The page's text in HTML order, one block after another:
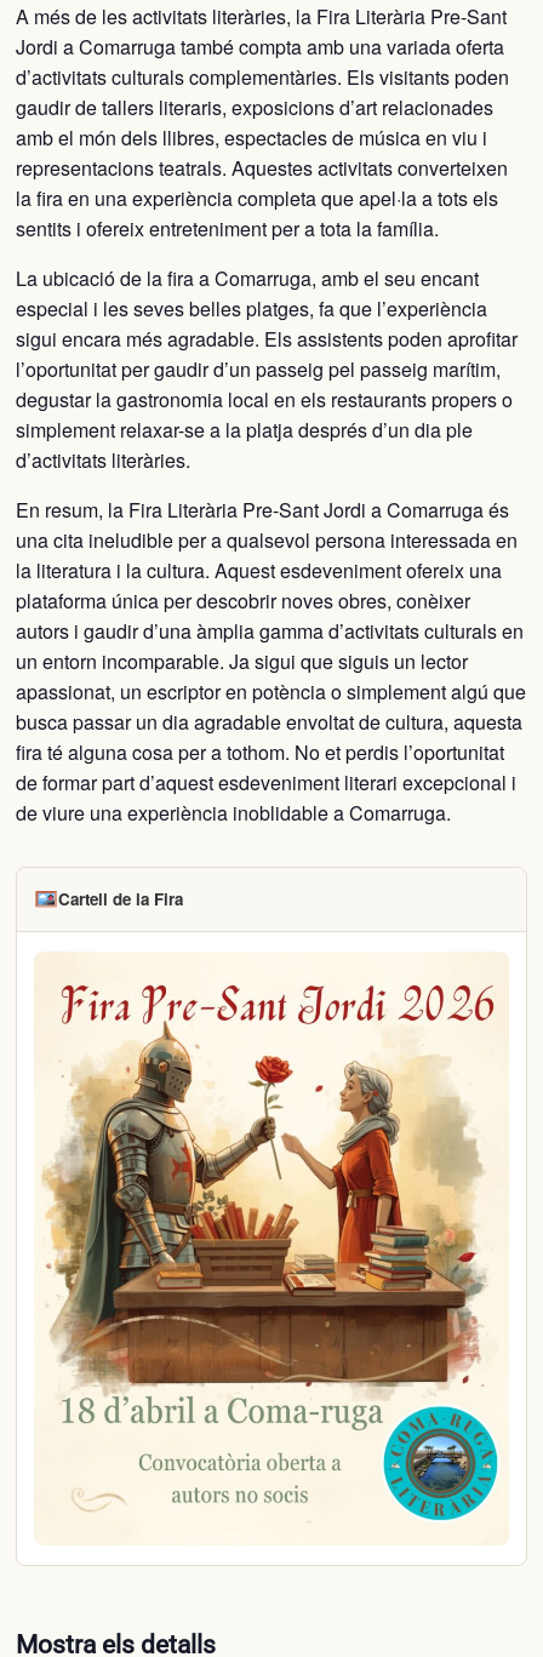
A més de les activitats literàries, la Fira Literària Pre-Sant
Jordi a Comarruga també compta amb una variada oferta
d’activitats culturals complementàries. Els visitants poden
gaudir de tallers literaris, exposicions d’art relacionades
amb el món dels llibres, espectacles de música en viu i
representacions teatrals. Aquestes activitats converteixen
la fira en una experiència completa que apel·la a tots els
sentits i ofereix entreteniment per a tota la família.
La ubicació de la fira a Comarruga, amb el seu encant
especial i les seves belles platges, fa que l’experiència
sigui encara més agradable. Els assistents poden aprofitar
l’oportunitat per gaudir d’un passeig pel passeig marítim,
degustar la gastronomia local en els restaurants propers o
simplement relaxar-se a la platja després d’un dia ple
d’activitats literàries.
En resum, la Fira Literària Pre-Sant Jordi a Comarruga és
una cita ineludible per a qualsevol persona interessada en
la literatura i la cultura. Aquest esdeveniment ofereix una
plataforma única per descobrir noves obres, conèixer
autors i gaudir d’una àmplia gamma d’activitats culturals en
un entorn incomparable. Ja sigui que siguis un lector
apassionat, un escriptor en potència o simplement algú que
busca passar un dia agradable envoltat de cultura, aquesta
fira té alguna cosa per a tothom. No et perdis l’oportunitat
de formar part d’aquest esdeveniment literari excepcional i
de viure una experiència inoblidable a Comarruga.
Cartell de la Fira
Mostra els detalls